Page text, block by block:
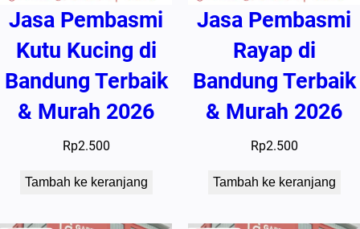
Jasa Pembasmi
Kutu Kucing di
Bandung Terbaik
& Murah 2026
Rp2.500
Tambah ke keranjang
Jasa Pembasmi
Rayap di
Bandung Terbaik
& Murah 2026
Rp2.500
Tambah ke keranjang